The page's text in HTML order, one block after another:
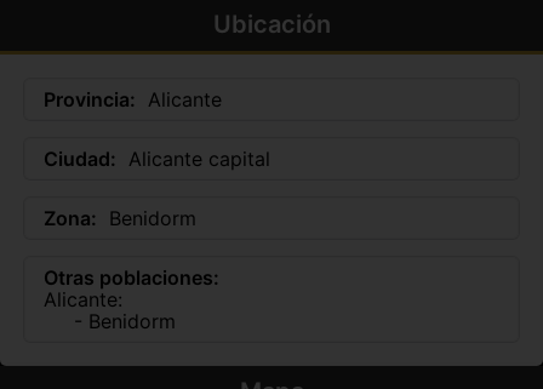
Ubicación
Provincia: Alicante
Ciudad: Alicante capital
Zona: Benidorm
Otras poblaciones:
Alicante:
- Benidorm